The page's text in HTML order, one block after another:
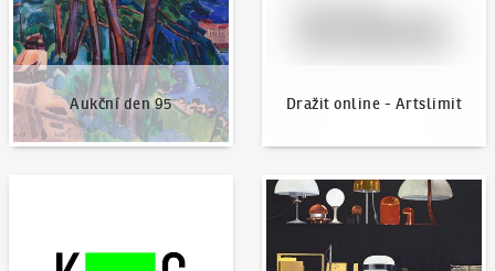
Aukční den 95 Dražit online - Artslimit
Aktuality